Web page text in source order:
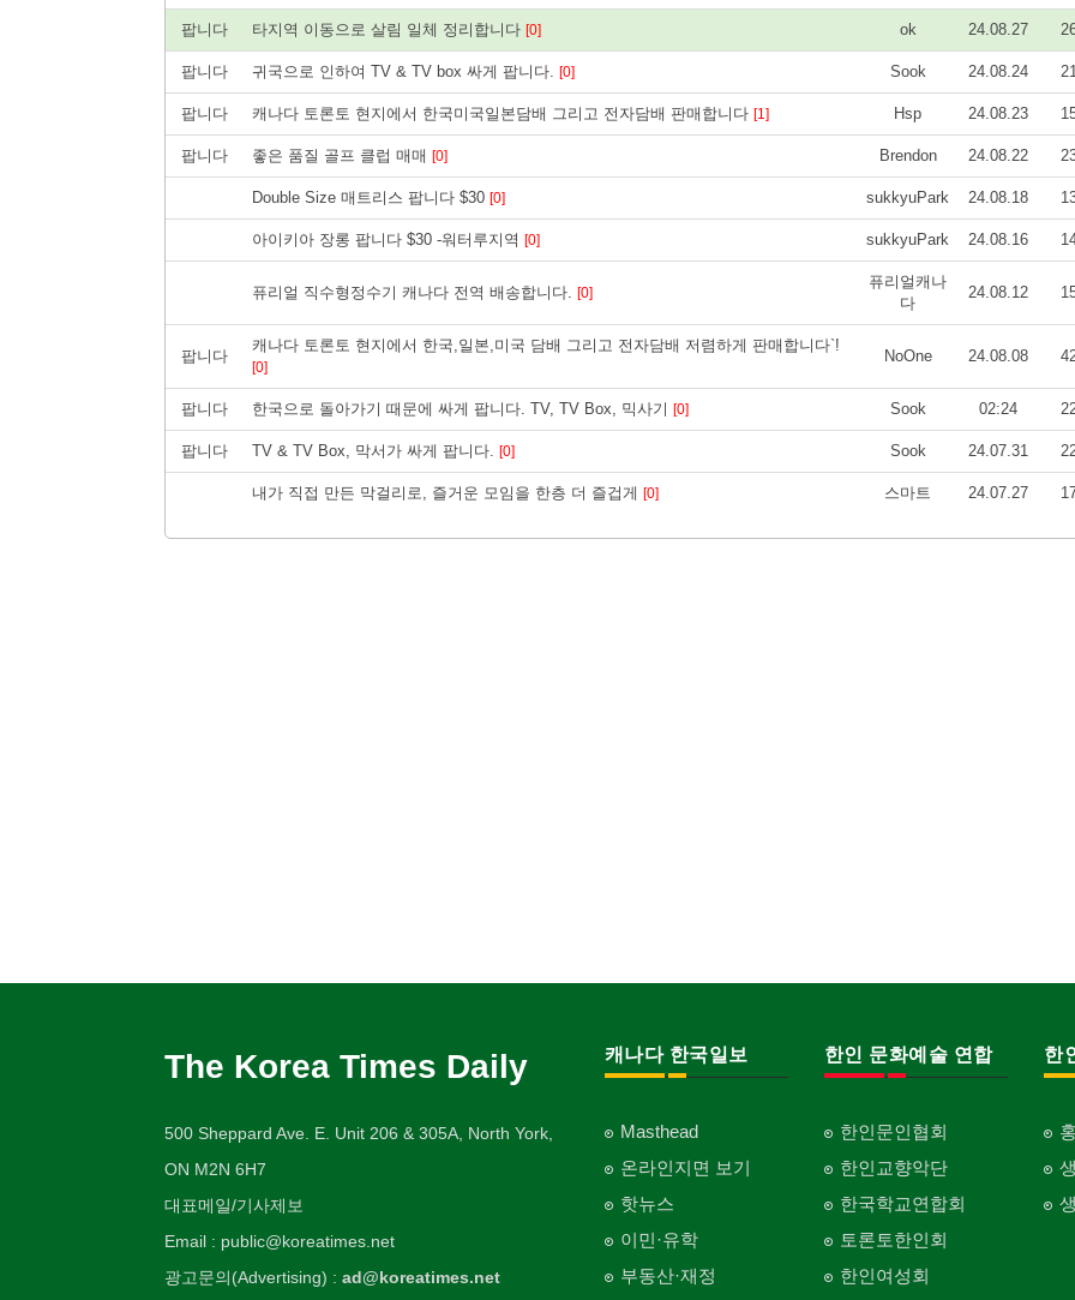
팝니다 타지역 이동으로 살림 일체 정리합니다 [0] ok 24.08.27
팝니다 귀국으로 인하여 TV & TV box 싸게 팝니다. [0] Sook 24.08.24
팝니다 캐나다 토론토 현지에서 한국미국일본담배 그리고 전자담배 판매합니다 [1] Hsp 24.08.23
팝니다 좋은 품질 골프 클럽 매매 [0] Brendon 24.08.22
Double Size 매트리스 팝니다 $30 [0] sukkyuPark 24.08.18
아이키아 장롱 팝니다 $30 -워터루지역 [0] sukkyuPark 24.08.16
퓨리얼 직수형정수기 캐나다 전역 배송합니다. [0]
퓨리얼캐나
다
24.08.12
팝니다
캐나다 토론토 현지에서 한국,일본,미국 담배 그리고 전자담배 저렴하게 판매합니다`!
[0]
NoOne 24.08.08
팝니다 한국으로 돌아가기 때문에 싸게 팝니다. TV, TV Box, 믹사기 [0] Sook 02:24
팝니다 TV & TV Box, 막서가 싸게 팝니다. [0] Sook 24.07.31
내가 직접 만든 막걸리로, 즐거운 모임을 한층 더 즐겁게 [0] 스마트 24.07.27
The Korea Times Daily
500 Sheppard Ave. E. Unit 206 & 305A, North York,
ON M2N 6H7
대표메일/기사제보
Email : public@koreatimes.net
광고문의(Advertising) : ad@koreatimes.net
캐나다 한국일보
Masthead
온라인지면 보기
핫뉴스
이민·유학
부동산·재정
한인 문화예술 연합
한인문인협회
한인교향악단
한국학교연합회
토론토한인회
한인여성회
한